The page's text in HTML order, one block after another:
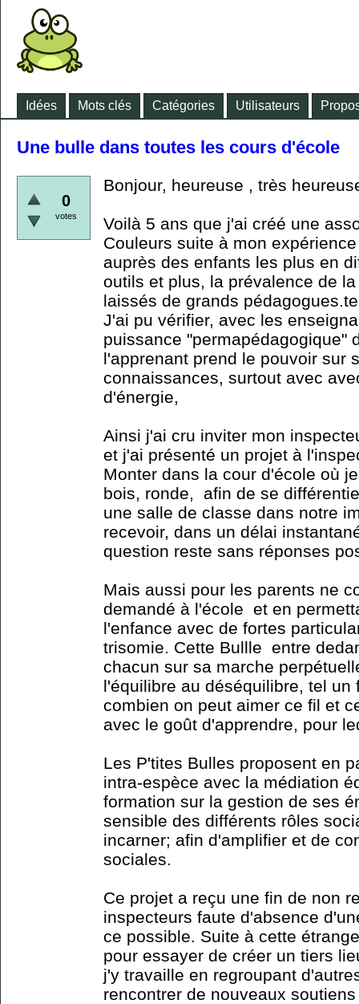
Idées Mots clés Catégories Utilisateurs
Une bulle dans toutes les cours d'école
0
votes
Bonjour, heureuse , très
Voilà 5 ans que j'ai créé une
Couleurs suite à mon
auprès des enfants les plus en
outils et plus, la prévalence de
laissés de grands
J'ai pu vérifier, avec les
puissance "permapédagogique"
l'apprenant prend le pouvoir sur
connaissances, surtout avec
d'énergie,
Ainsi j'ai cru inviter mon
et j'ai présenté un projet à
Monter dans la cour d'école où
bois, ronde, afin de se
une salle de classe dans notre
recevoir, dans un délai
question reste sans réponses
Mais aussi pour les parents ne
demandé à l'école et en
l'enfance avec de fortes
trisomie. Cette Bullle entre
chacun sur sa marche
l'équilibre au déséquilibre, tel un
combien on peut aimer ce fil et
avec le goût d'apprendre, pour
Les P'tites Bulles proposent en
intra-espèce avec la médiation
formation sur la gestion de ses
sensible des différents rôles
incarner; afin d'amplifier et de
sociales.
Ce projet a reçu une fin de non
inspecteurs faute d'absence
ce possible. Suite à cette
pour essayer de créer un tiers
j'y travaille en regroupant
rencontrer de nouveaux